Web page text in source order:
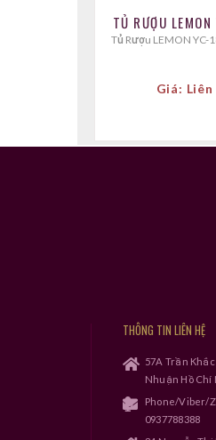
TỦ RƯỢU
Tủ Rượu LEMON YC-
Giá: Liên
THÔNG TIN LIÊN HỆ
57A Trần
Nhuận Hồ Chí
Phone/Viber/
0937788388